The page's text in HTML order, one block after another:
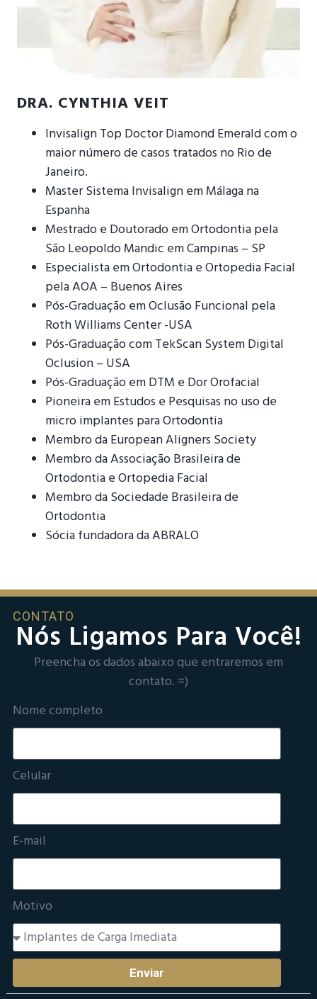
DRA. CYNTHIA VEIT
Invisalign Top Doctor Diamond Emerald com o
maior número de casos tratados no Rio de
Janeiro.
Master Sistema Invisalign em Málaga na
Espanha
Mestrado e Doutorado em Ortodontia pela
São Leopoldo Mandic em Campinas – SP
Especialista em Ortodontia e Ortopedia Facial
pela AOA – Buenos Aires
Pós-Graduação em Oclusão Funcional pela
Roth Williams Center -USA
Pós-Graduação com TekScan System Digital
Oclusion – USA
Pós-Graduação em DTM e Dor Orofacial
Pioneira em Estudos e Pesquisas no uso de
micro implantes para Ortodontia
Membro da European Aligners Society
Membro da Associação Brasileira de
Ortodontia e Ortopedia Facial
Membro da Sociedade Brasileira de
Ortodontia
Sócia fundadora da ABRALO
CONTATO
Nós Ligamos Para Você!
Preencha os dados abaixo que entraremos em
contato. =)
Nome completo
Celular
E-mail
Motivo
Enviar